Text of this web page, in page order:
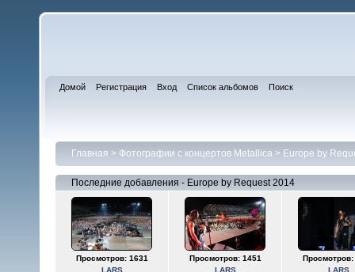
Домой Регистрация Вход Список альбомов Поиск
Главная > Фотографии с концертов Metallica > Europe by
Последние добавления - Europe by Request 2014
Просмотров: 1631
LARS
Просмотров: 1451
LARS
Просмотров:
LARS